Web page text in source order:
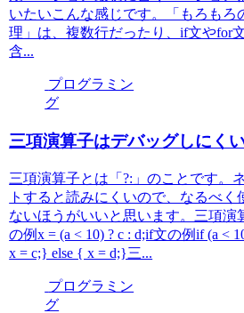
いたいこんな感じです。「もろもろ
理」は、複数行だったり、if文やfor
含...
プログラミン
グ
三項演算子はデバッグしにく
三項演算子とは「?:」のことです。
トすると読みにくいので、なるべく
ないほうがいいと思います。三項演
の例x = (a < 10) ? c : d;if文の例if (a <
x = c;} else { x = d;}三...
プログラミン
グ